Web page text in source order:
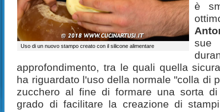
Uso di un nuovo stampo creato con il silicone alimentare
è
sue
approfondimento, tra le quali quella
ha riguardato l'uso della normale "colla di
zucchero al fine di formare una sorta
grado di facilitare la creazione di